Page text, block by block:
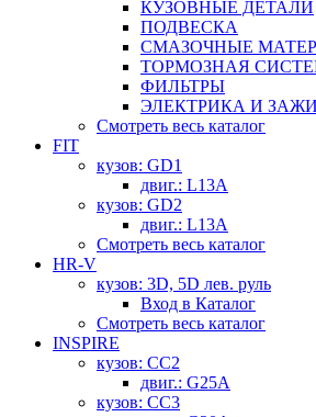
КУЗОВНЫЕ ДЕТАЛИ
ПОДВЕСКА
СМАЗОЧНЫЕ
ТОРМОЗНАЯ
ФИЛЬТРЫ
ЭЛЕКТРИКА И
Смотреть весь каталог
FIT
кузов: GD1
двиг.: L13A
кузов: GD2
двиг.: L13A
Смотреть весь каталог
HR-V
кузов: 3D, 5D лев. руль
Вход в Каталог
Смотреть весь каталог
INSPIRE
кузов: CC2
двиг.: G25A
кузов: CC3